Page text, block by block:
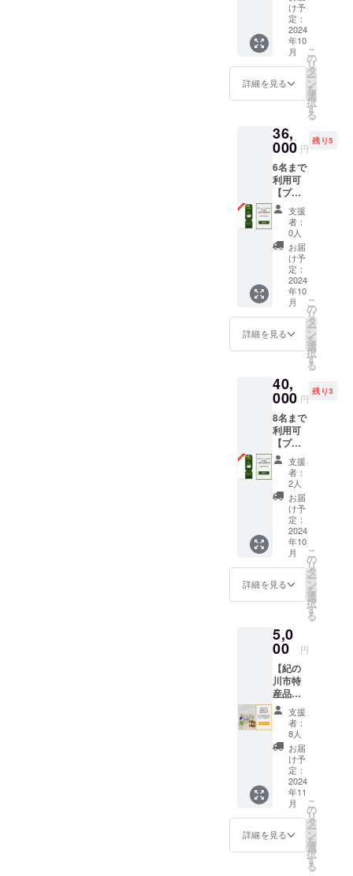
名宿泊
（食事
無）：
合計
72,000
円〜、8
名宿泊
（食事
112,000
円〜と
なりま
す。詳
しいお
値段
は、ご
予約の
際にHP
もしく
は予約
サイト
よりご
確認く
ださ
(URL：
coming
コード
を発行
いたし
ます。
HPより
ご予約
の際、
忘れず
に記入
をお願
いいた
しま
す。
ち込み
くださ
い。 ・
有効期
間：
2024年
10月1
9月30日
までの3
年間 ※
宿泊料
金の目
安：2名
宿泊
（食事
無）：
合計
48,000
円〜、4
名宿泊
（食事
無）：
合計
円〜、8
名宿泊
合計
112,000
円〜と
なりま
す。詳
しいお
値段
は、ご
予約の
際にHP
もしく
は予約
サイト
よりご
確認く
い。
(URL：
割引
コード
を発行
いたし
ます。
HPより
ご予約
の際、
忘れず
に記入
をお願
いいた
しま
す。
でご利
用いた
だけま
す。 ・
現金へ
の交換
はでき
は素泊
まりの
ご提供
となり
ます。
食材は
付きま
せん。
ご自由
にお持
ち込み
くださ
い。 ・
有効期
間：
2024年
10月1
9月30日
までの3
年間 ※
宿泊料
金の目
安：2名
宿泊
（食事
無）：
合計
48,000
円〜、4
名宿泊
（食事
無）：
合計
円〜、8
名宿泊
合計
112,000
円〜と
なりま
す。詳
しいお
値段
は、ご
予約の
際にHP
もしく
は予約
サイト
よりご
確認く
い。
(URL：
ト】 宿
泊割引
コード
100,000
円分 ・
「log&s
auna 和
-
nagomi,
ma- 」
での宿
泊予約
時にご
利用い
ただけ
ます。
30,000
円割引
でご利
用いた
だけま
す。 ・
現金へ
の交換
はでき
は素泊
まりの
ご提供
となり
ます。
食材は
付きま
せん。
ご自由
にお持
ち込み
くださ
い。 ・
有効期
間：
2024年
10月1
9月30日
までの3
年間 ※
宿泊料
金の目
安：2名
宿泊
（食事
無）：
合計
48,000
円〜、4
名宿泊
（食事
無）：
合計
円〜、8
名宿泊
け予
定：
2024
年10
月
詳細を見る
こ
の
リ
タ
ー
ン
を
選
択
す
る
36,
000 円
残り5
6名まで
利用可
【プラ
イベー
トサウ
ナ＆
BBQ日
帰り特
別プラ
ン 3時
間利
用】 日
帰り割
引コー
ド
36,000
「log&s
auna 和
-
nagomi,
wakaya
ma- 」
での日
帰りプ
ラン予
約時に
ご利用
いただ
けま
す。 ・
オープ
ン後に
日帰り
ありま
せん
が、ク
ラウド
ファン
ディン
グ特別
プラン
となり
ます。
・当施
設の稼
働可能
日に限
定した
ご提供
となり
支援
者：
0人
お届
け予
定：
2024
年10
月
詳細を見る
こ
の
リ
タ
ー
ン
を
選
択
す
る
40,
000 円
残り3
8名まで
利用可
【プラ
イベー
トサウ
ナ＆
BBQ日
帰り特
別プラ
ン 3時
間利
用】 日
帰り割
引コー
ド
40,000
「log&s
auna 和
-
nagomi,
wakaya
ma- 」
での日
帰りプ
ラン予
約時に
ご利用
いただ
けま
す。 ・
オープ
ン後に
日帰り
支援
者：
2人
お届
け予
定：
2024
年10
月
詳細を見る
こ
の
リ
タ
ー
ン
を
選
択
す
る
5,0
00 円
【紀の
川市特
産品詰
め合わ
せ】 施
設のの
位置す
る紀の
川市の
特産品
を詰め
合わせ
てお送
りいた
しま
す！ 内
支援
者：
8人
お届
け予
定：
2024
年11
月
詳細を見る
こ
の
リ
タ
ー
ン
を
選
択
す
る